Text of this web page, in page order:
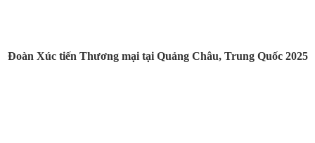
Đoàn Xúc tiến Thương mại tại Quảng Châu, Trung Quốc 2025